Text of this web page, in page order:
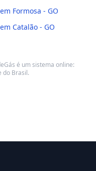
Formosa - GO
Catalão - GO
é um sistema online:
do Brasil.